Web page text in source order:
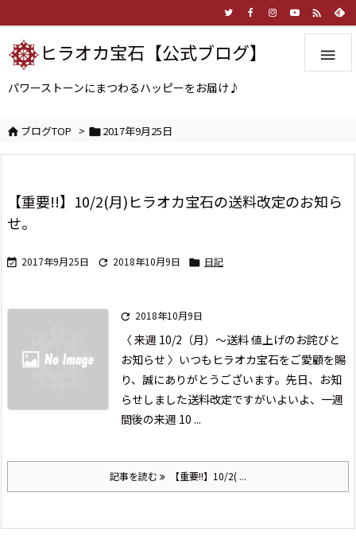


ヒラオカ宝石【公式ブログ】
パワーストーンにまつわるハッピーをお届け♪
ブログTOP > 2017年9月25日
【重要!!】10/2(月)ヒラオカ宝石の送料改定のお知ら
せ。
 2017年9月25日  2018年10月9日  日記
 2018年10月9日
〈 来週 10/2（月）～送料 値上げのお詫びと
お知らせ 〉 いつもヒラオカ宝石をご愛顧を賜
り、誠にありがとうございます。 先日、お知
らせしました送料改定ですがいよいよ、一週
間後の来週 10 ...
記事を読む 【重要!!】10/2( ...